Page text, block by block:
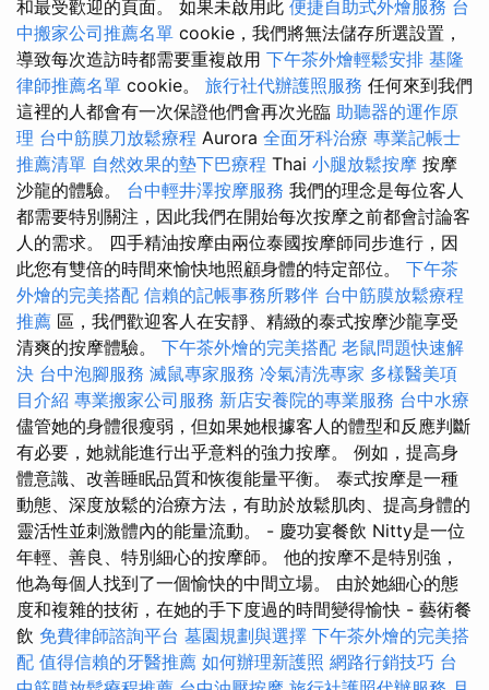
和最受歡迎的頁面。 如果未啟用此 便捷自助式外燴服務 台
中搬家公司推薦名單 cookie，我們將無法儲存所選設置，
導致每次造訪時都需要重複啟用 下午茶外燴輕鬆安排 基隆
律師推薦名單 cookie。 旅行社代辦護照服務 任何來到我們
這裡的人都會有一次保證他們會再次光臨 助聽器的運作原
理 台中筋膜刀放鬆療程 Aurora 全面牙科治療 專業記帳士
推薦清單 自然效果的墊下巴療程 Thai 小腿放鬆按摩 按摩
沙龍的體驗。 台中輕井澤按摩服務 我們的理念是每位客人
都需要特別關注，因此我們在開始每次按摩之前都會討論客
人的需求。 四手精油按摩由兩位泰國按摩師同步進行，因
此您有雙倍的時間來愉快地照顧身體的特定部位。 下午茶
外燴的完美搭配 信賴的記帳事務所夥伴 台中筋膜放鬆療程
推薦 區，我們歡迎客人在安靜、精緻的泰式按摩沙龍享受
清爽的按摩體驗。 下午茶外燴的完美搭配 老鼠問題快速解
決 台中泡腳服務 滅鼠專家服務 冷氣清洗專家 多樣醫美項
目介紹 專業搬家公司服務 新店安養院的專業服務 台中水療
儘管她的身體很瘦弱，但如果她根據客人的體型和反應判斷
有必要，她就能進行出乎意料的強力按摩。 例如，提高身
體意識、改善睡眠品質和恢復能量平衡。 泰式按摩是一種
動態、深度放鬆的治療方法，有助於放鬆肌肉、提高身體的
靈活性並刺激體內的能量流動。 - 慶功宴餐飲 Nitty是一位
年輕、善良、特別細心的按摩師。 他的按摩不是特別強，
他為每個人找到了一個愉快的中間立場。 由於她細心的態
度和複雜的技術，在她的手下度過的時間變得愉快 - 藝術餐
飲 免費律師諮詢平台 墓園規劃與選擇 下午茶外燴的完美搭
配 值得信賴的牙醫推薦 如何辦理新護照 網路行銷技巧 台